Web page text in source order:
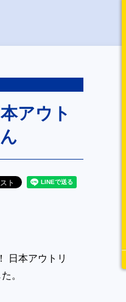
アウト
日本アウトリ
。